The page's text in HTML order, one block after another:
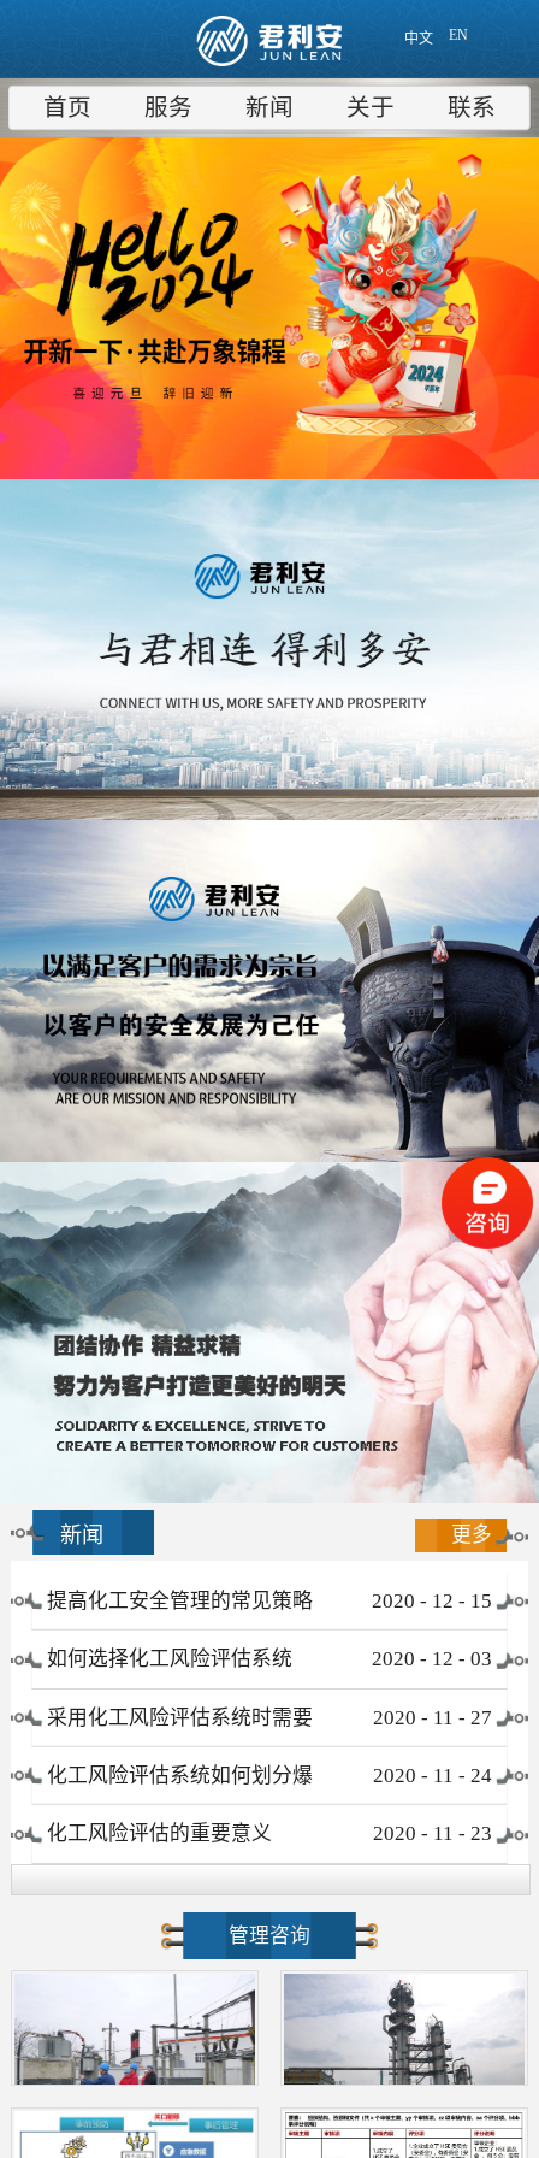
中文 EN
首页 服务 新闻 关于 联系
新闻 更多
提高化工安全管理的常见策略
有哪些
2020 - 12 - 15
如何选择化工风险评估系统 2020 - 12 - 03
采用化工风险评估系统时需要
注意哪些事项
2020 - 11 - 27
化工风险评估系统如何划分爆
炸危险区域
2020 - 11 - 24
化工风险评估的重要意义 2020 - 11 - 23
管理咨询